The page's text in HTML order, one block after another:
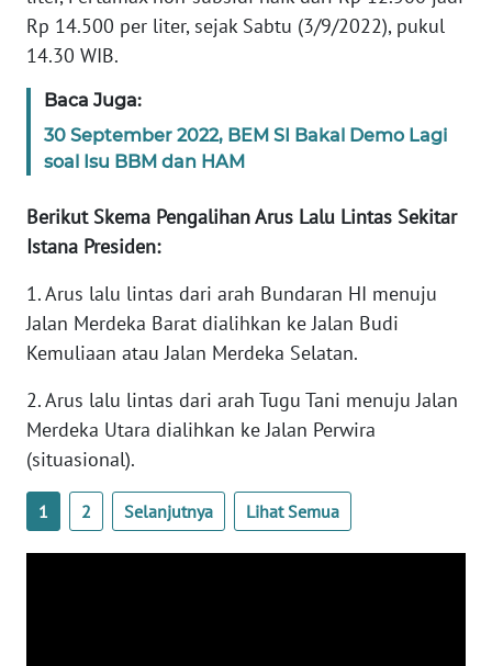
Rp 14.500 per liter, sejak Sabtu (3/9/2022), pukul
14.30 WIB.
Baca Juga:
30 September 2022, BEM SI Bakal Demo Lagi
soal Isu BBM dan HAM
Berikut Skema Pengalihan Arus Lalu Lintas Sekitar
Istana Presiden:
1. Arus lalu lintas dari arah Bundaran HI menuju
Jalan Merdeka Barat dialihkan ke Jalan Budi
Kemuliaan atau Jalan Merdeka Selatan.
2. Arus lalu lintas dari arah Tugu Tani menuju Jalan
Merdeka Utara dialihkan ke Jalan Perwira
(situasional).
1 2 Selanjutnya Lihat Semua
WN
JAKARTA
WN
JABAR
BANTEN
NTT
WN
WN
PAPUA